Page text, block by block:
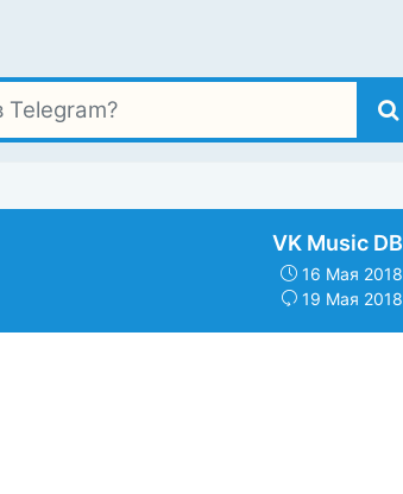
VK Music DB
16 Мая 2018
19 Мая 2018